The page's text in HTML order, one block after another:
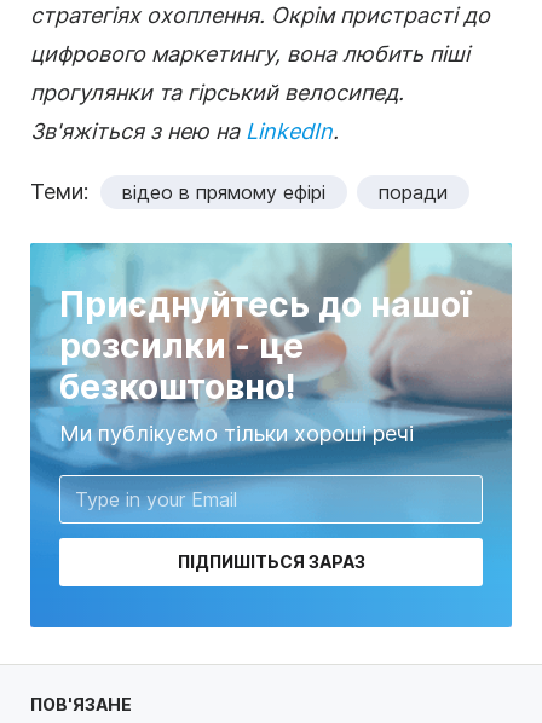
стратегіях охоплення. Окрім пристрасті до
цифрового маркетингу, вона любить піші
прогулянки та гірський велосипед.
Зв'яжіться з нею на LinkedIn.
Теми: відео в прямому ефірі поради
Приєднуйтесь до нашої
розсилки - це
безкоштовно!
Ми публікуємо тільки хороші речі
ПІДПИШІТЬСЯ ЗАРАЗ
ПОВ'ЯЗАНЕ